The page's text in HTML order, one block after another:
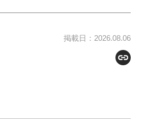
掲載日：2026.08.06